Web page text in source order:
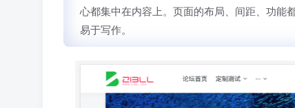
心都集中在内容上。页面的布局、间距、功能
易于写作。